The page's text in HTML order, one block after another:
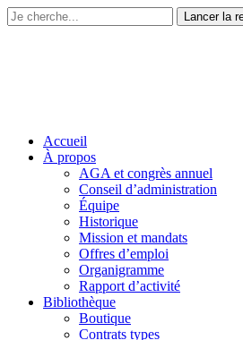
Accueil
À propos
AGA et congrès annuel
Conseil d’administration
Équipe
Historique
Mission et mandats
Offres d’emploi
Organigramme
Rapport d’activité
Bibliothèque
Boutique
Contrats types